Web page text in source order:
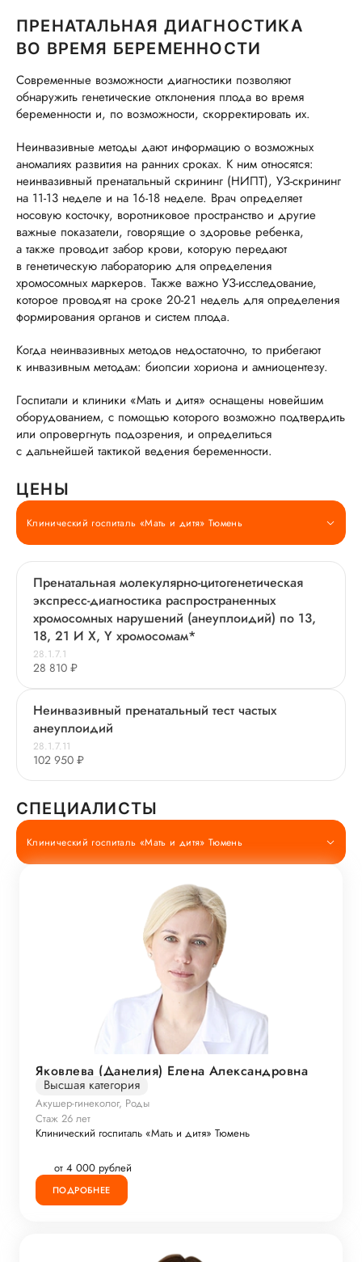
ПРЕНАТАЛЬНАЯ ДИАГНОСТИКА
ВО ВРЕМЯ БЕРЕМЕННОСТИ
Современные возможности диагностики позволяют
обнаружить генетические отклонения плода во время
беременности и, по возможности, скорректировать их.
Неинвазивные методы дают информацию о возможных
аномалиях развития на ранних сроках. К ним относятся:
неинвазивный пренатальный скрининг (НИПТ), УЗ-скрининг
на 11-13 неделе и на 16-18 неделе. Врач определяет
носовую косточку, воротниковое пространство и другие
важные показатели, говорящие о здоровье ребенка,
а также проводит забор крови, которую передают
в генетическую лабораторию для определения
хромосомных маркеров. Также важно УЗ-исследование,
которое проводят на сроке 20-21 недель для определения
формирования органов и систем плода.
Когда неинвазивных методов недостаточно, то прибегают
к инвазивным методам: биопсии хориона и амниоцентезу.
Госпитали и клиники «Мать и дитя» оснащены новейшим
оборудованием, с помощью которого возможно подтвердить
или опровергнуть подозрения, и определиться
с дальнейшей тактикой ведения беременности.
ЦЕНЫ
Клинический госпиталь «Мать и дитя» Тюмень
Пренатальная молекулярно-цитогенетическая
экспресс-диагностика распространенных
хромосомных нарушений (анеуплоидий) по 13,
18, 21 И X, Y хромосомам*
28.1.7.1
28 810 ₽
Неинвазивный пренатальный тест частых
анеуплоидий
28.1.7.11
102 950 ₽
СПЕЦИАЛИСТЫ
Клинический госпиталь «Мать и дитя» Тюмень
Яковлева (Данелия) Елена Александровна
Высшая категория
Акушер-гинеколог, Роды
Стаж 26 лет
Клинический госпиталь «Мать и дитя» Тюмень
от 4 000 рублей
ПОДРОБНЕЕ